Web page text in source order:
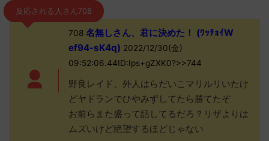
反応される人さん708
708名無しさん、君に決めた！ (ﾜｯﾁｮｲW
ef94-sK4q) 2022/12/30(金)
09:52:06.44ID:Ips+gZXK0?>>744
野良レイド、外人はらだいこマリルリいたけ
どヤドランでひやみずしてたら勝てたぞ
お前らまた盛って話してるだろ？リザよりは
ムズいけど絶望するほどじゃない